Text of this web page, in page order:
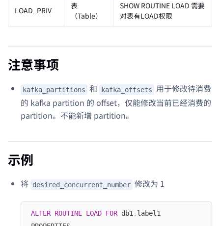
LOAD_PRIV
表
（Table）
SHOW ROUTINE LOAD 需要
对表有LOAD权限
注意事项
kafka_partitions 和 kafka_offsets
用于修改待消费
的 kafka partition 的 offset，仅能修改当前已经消费的
partition。不能新增 partition。
示例
将 desired_concurrent_number 修改为 1
ALTER ROUTINE LOAD FOR db1. label1